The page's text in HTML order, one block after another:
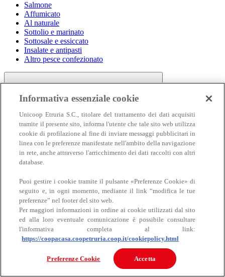
Salmone
Affumicato
Al naturale
Sottolio e marinato
Sottosale e essiccato
Insalate e antipasti
Altro pesce confezionato
Carne
Carne
Bovino
Informativa essenziale cookie
Unicoop Etruria S.C., titolare del trattamento dei dati acquisiti
tramite il presente sito, informa l'utente che tale sito web utilizza
cookie di profilazione al fine di inviare messaggi pubblicitari in
linea con le preferenze manifestate nell'ambito della navigazione
in rete, anche attraverso l'arricchimento dei dati raccolti con altri
database.
Puoi gestire i cookie tramite il pulsante «Preferenze Cookie» di
seguito e, in ogni momento, mediante il link “modifica le tue
preferenze” nel footer del sito web.
Per maggiori informazioni in ordine ai cookie utilizzati dal sito
ed alla loro eventuale comunicazione è possibile consultare
l'informativa completa al link:
https://coopacasa.coopetruria.coop.it/cookiepolicy.html
Preferenze Cookie Accetta